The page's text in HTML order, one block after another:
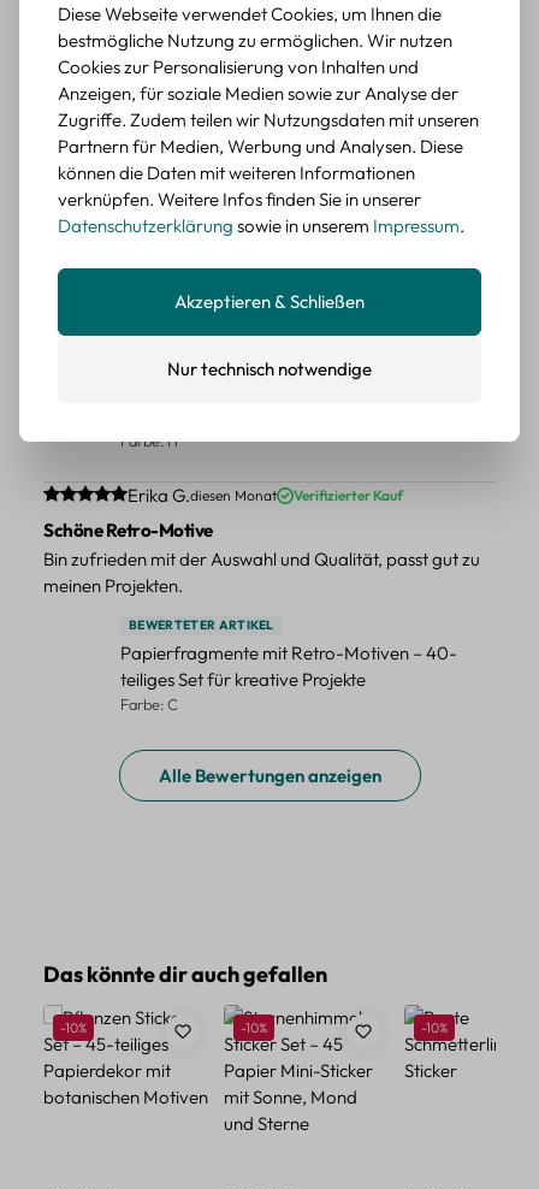
Die Sticker passen gut zu meinen Büchern, würde sie
wieder kaufen.
BEWERTETER ARTIKEL
Retro Blumen Sticker Set – 45 Stück mit 15
verschiedene Motive
Farbe: F
Durchschnittliche Bewertung von 5 von 5 Sternen
Erika G.diesen Monat Verifizierter Kauf
Tolle Sticker
Schöne Deko-Teile für meine Bücher, es passt zu meinem
BEWERTETER ARTIKEL
Farbe: H
Durchschnittliche Bewertung von 5 von 5 Sternen
Erika G.diesen Monat Verifizierter Kauf
Schöne Retro-Motive
Bin zufrieden mit der Auswahl und Qualität, passt gut zu
meinen Projekten.
BEWERTETER ARTIKEL
Papierfragmente mit Retro-Motiven – 40-
teiliges Set für kreative Projekte
Farbe: C
Alle Bewertungen anzeigen
Produktgalerie überspringen
Das könnte dir auch gefallen
Rabatt
-10% Rabatt
-10% Rabatt
-10%
Diese Webseite verwendet Cookies, um Ihnen die
bestmögliche Nutzung zu ermöglichen. Wir nutzen
Cookies zur Personalisierung von Inhalten und
Anzeigen, für soziale Medien sowie zur Analyse der
Zugriffe. Zudem teilen wir Nutzungsdaten mit unseren
Partnern für Medien, Werbung und Analysen. Diese
können die Daten mit weiteren Informationen
verknüpfen. Weitere Infos finden Sie in unserer
Datenschutzerklärung sowie in unserem Impressum.
Nur technisch notwendige
Akzeptieren & Schließen